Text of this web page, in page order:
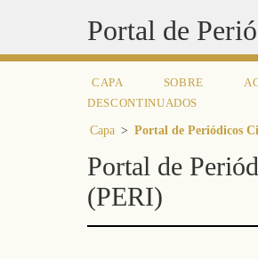
Portal de
CAPA SOBRE
DESCONTINUADOS
Capa > Portal de Periódicos
Portal de
(PERI)